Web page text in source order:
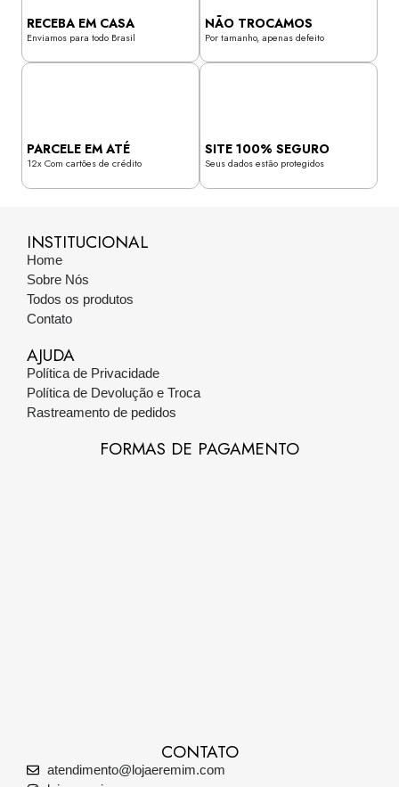
RECEBA EM CASA
Enviamos para todo Brasil
NÃO TROCAMOS
Por tamanho, apenas defeito
PARCELE EM ATÉ
12x Com cartões de crédito
SITE 100% SEGURO
Seus dados estão protegidos
INSTITUCIONAL
Home
Sobre Nós
Todos os produtos
Contato
AJUDA
Política de Privacidade
Política de Devolução e Troca
Rastreamento de pedidos
FORMAS DE PAGAMENTO
CONTATO
atendimento@lojaeremim.com